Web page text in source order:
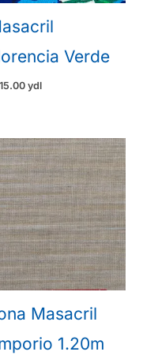
Verde
ydl
Masacril
1.20m